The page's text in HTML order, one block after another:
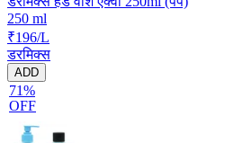
250 ml
₹196/L
डरमिक्स
ADD
71%
OFF